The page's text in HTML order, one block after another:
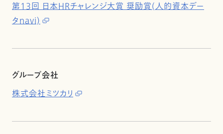
第13回 日本HRチャレンジ大賞 奨励賞(人的資本デー
タnavi)
グループ会社
株式会社ミツカリ